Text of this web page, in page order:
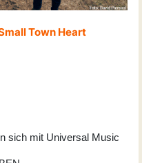
Town Heart
sich mit Universal Music